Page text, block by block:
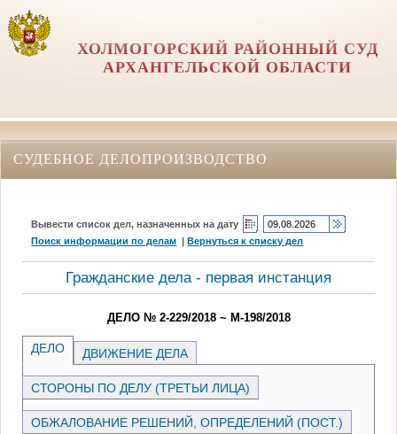
ХОЛМОГОРСКИЙ РАЙОННЫЙ СУД
АРХАНГЕЛЬСКОЙ ОБЛАСТИ
СУДЕБНОЕ ДЕЛОПРОИЗВОДСТВО
Вывести список дел, назначенных на дату
Поиск информации по делам |Вернуться к списку дел
Гражданские дела - первая инстанция
ДЕЛО № 2-229/2018 ~ М-198/2018
ДЕЛО ДВИЖЕНИЕ ДЕЛА
СТОРОНЫ ПО ДЕЛУ (ТРЕТЬИ ЛИЦА)
ОБЖАЛОВАНИЕ РЕШЕНИЙ, ОПРЕДЕЛЕНИЙ (ПОСТ.)